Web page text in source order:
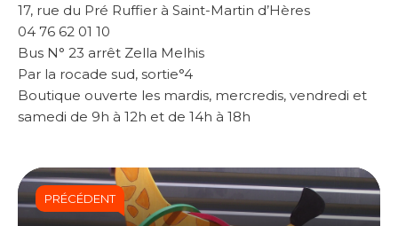
17, rue du Pré Ruffier à Saint-Martin d’Hères
04 76 62 01 10
Bus N° 23 arrêt Zella Melhis
Par la rocade sud, sortie°4
Boutique ouverte les mardis, mercredis, vendredi et
samedi de 9h à 12h et de 14h à 18h
PRÉCÉDENT